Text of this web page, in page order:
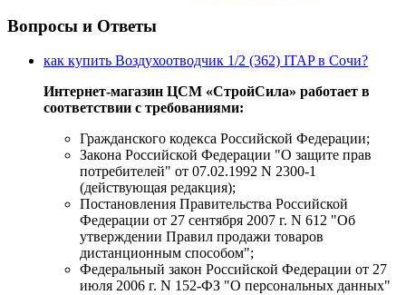
Вопросы и Ответы
как купить Воздухоотводчик 1/2 (362) ITAP в Сочи?
Интернет-магазин ЦСМ «СтройСила» работает в
соответствии с требованиями:
Гражданского кодекса Российской Федерации;
Закона Российской Федерации "О защите прав
потребителей" от 07.02.1992 N 2300-1
(действующая редакция);
Постановления Правительства Российской
Федерации от 27 сентября 2007 г. N 612 "Об
утверждении Правил продажи товаров
дистанционным способом";
Федеральный закон Российской Федерации от 27
июля 2006 г. N 152-ФЗ "О персональных данных"